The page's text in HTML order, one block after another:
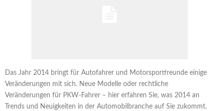
Das Jahr 2014 bringt für Autofahrer und Motorsportfreunde einige
Veränderungen mit sich. Neue Modelle oder rechtliche
Veränderungen für PKW-Fahrer – hier erfahren Sie, was 2014 an
Trends und Neuigkeiten in der Automobilbranche auf Sie zukommt.